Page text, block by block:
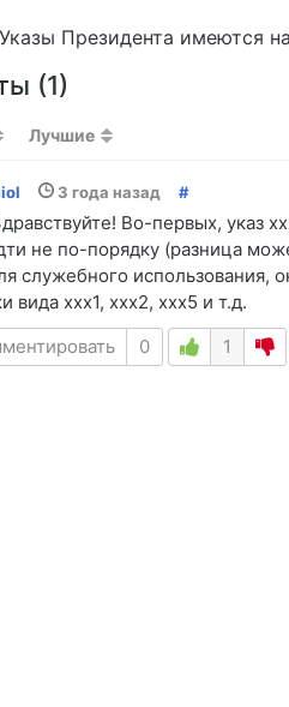
Президента имеются
(1)
Лучшие
3 года назад #
Во-первых, указ
не по-порядку (разница
служебного использования,
вида ххх1, ххх2, ххх5 и т.д.
0 1